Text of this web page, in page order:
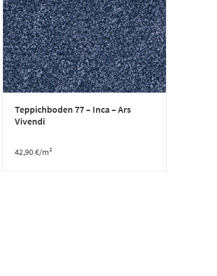
Teppichboden 77 – Inca – Ars
Vivendi
42,90€/m²